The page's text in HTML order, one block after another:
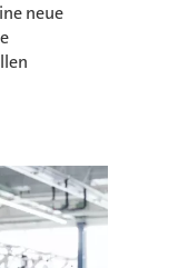
neue